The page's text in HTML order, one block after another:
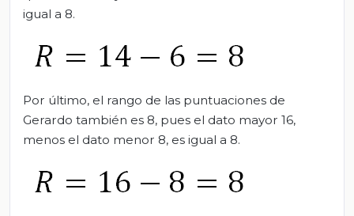
igual a 8.
Por último, el rango de las puntuaciones de
Gerardo también es 8, pues el dato mayor 16,
menos el dato menor 8, es igual a 8.